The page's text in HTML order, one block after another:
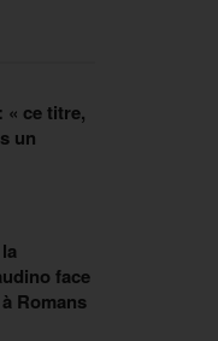
« ce titre,
un
face
Romans